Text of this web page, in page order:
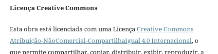
Licença Creative Commons
Esta obra está licenciada com uma LicençaCreative Commons
Atribuição-NãoComercial-CompartilhaIgual 4.0 Internacional, o
que permite compartilhar, copiar, distribuir, exibir, reproduzir, a